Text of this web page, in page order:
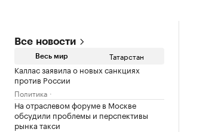
Все новости
Весь мир Татарстан
Каллас заявила о новых санкциях
против России
Политика
На отраслевом форуме в Москве
обсудили проблемы и перспективы
рынка такси